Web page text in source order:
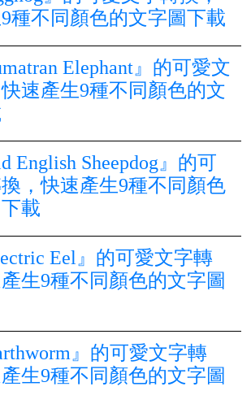
種不同顏色的文字圖下載
Elephant』的可愛文
速產生9種不同顏色的文
English Sheepdog』的可
，快速產生9種不同顏色
載
Eel』的可愛文字轉
生9種不同顏色的文字圖
』的可愛文字轉
生9種不同顏色的文字圖